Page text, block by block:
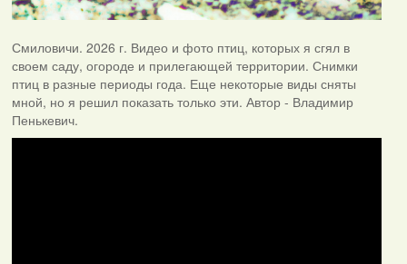
Смиловичи. 2026 г. Видео и фото птиц, которых я сгял в
своем саду, огороде и прилегающей территории. Снимки
птиц в разные периоды года. Еще некоторые виды сняты
мной, но я решил показать только эти. Автор - Владимир
Пенькевич.